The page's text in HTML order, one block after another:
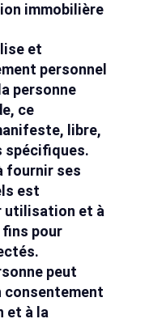
immobilière
et
personnel
personne
ce
libre,
spécifiques.
fournir ses
est
utilisation et à
fins pour
peut
et à la